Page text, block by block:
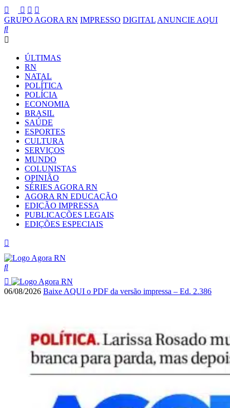
GRUPO AGORA RN IMPRESSO DIGITAL ANUNCIE AQUI
ÚLTIMAS
RN
NATAL
POLÍTICA
POLÍCIA
ECONOMIA
BRASIL
SAÚDE
ESPORTES
CULTURA
SERVIÇOS
MUNDO
COLUNISTAS
OPINIÃO
SÉRIES AGORA RN
AGORA RN EDUCAÇÃO
EDIÇÃO IMPRESSA
PUBLICAÇÕES LEGAIS
EDIÇÕES ESPECIAIS
06/08/2026 Baixe AQUI o PDF da versão impressa – Ed. 2.386